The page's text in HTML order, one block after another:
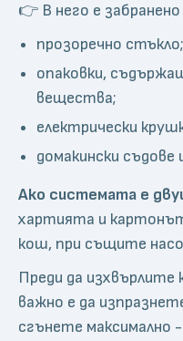
👉 В него е
прозоречно стъкло;
опаковки,
вещества;
електрически
домакински съдове
Ако системата е
хартията и
кош, при същите
Преди да изхвърлите
важно е да
сгънете максимално